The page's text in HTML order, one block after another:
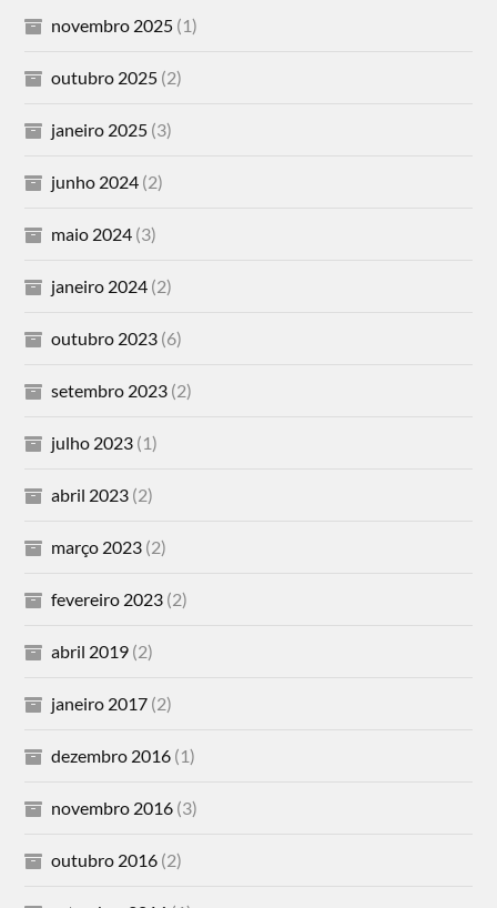
novembro 2025 (1)
outubro 2025 (2)
janeiro 2025 (3)
junho 2024 (2)
maio 2024 (3)
janeiro 2024 (2)
outubro 2023 (6)
setembro 2023 (2)
julho 2023 (1)
abril 2023 (2)
março 2023 (2)
fevereiro 2023 (2)
abril 2019 (2)
janeiro 2017 (2)
dezembro 2016 (1)
novembro 2016 (3)
outubro 2016 (2)